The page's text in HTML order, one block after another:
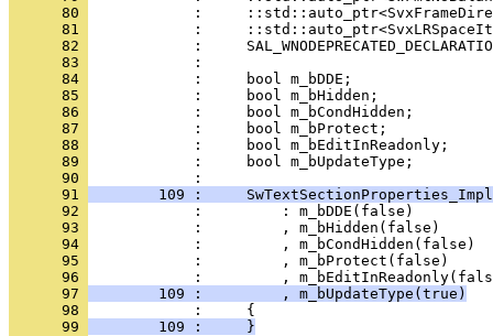
      80
      81
      82
      83
      84
      85
      86
      87
      88
      89
            :     bool m_bUpdateType;
      90
      91
109 :
      92
      93
      94
      95
      96
      97
        109 :         , m_bUpdateType(true)
      98
      99
        109 :     }